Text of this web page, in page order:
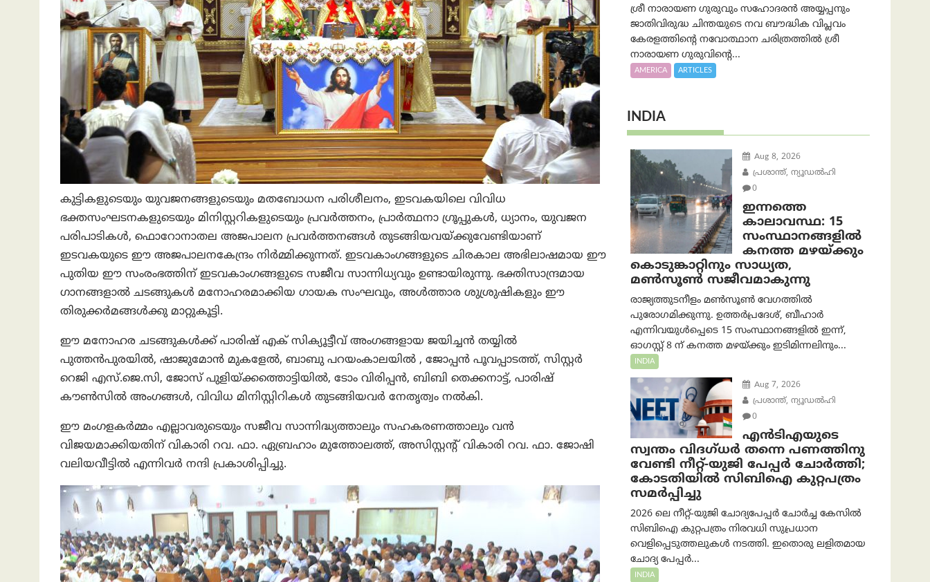
കുട്ടികളുടെയും യുവജനങ്ങളുടെയും മതബോധന പരിശീലനം, ഇടവകയിലെ വിവിധ
ഭക്തസംഘടനകളുടെയും മിനിസ്റ്ററികളുടെയും പ്രവർത്തനം, പ്രാർത്ഥനാ ഗ്രൂപ്പുകൾ, ധ്യാനം, യുവജന
പരിപാടികൾ, ഫൊറോനാതല അജപാലന പ്രവർത്തനങ്ങൾ തുടങ്ങിയവയ്ക്കുവേണ്ടിയാണ്
ഇടവകയുടെ ഈ അജപാലനകേന്ദ്രം നിർമ്മിക്കുന്നത്. ഇടവകാംഗങ്ങളുടെ ചിരകാല അഭിലാഷമായ ഈ
പുതിയ ഈ സംരംഭത്തിന് ഇടവകാംഗങ്ങളുടെ സജീവ സാന്നിധ്യവും ഉണ്ടായിരുന്നു. ഭക്തിസാന്ദ്രമായ
ഗാനങ്ങളാൽ ചടങ്ങുകൾ മനോഹരമാക്കിയ ഗായക സംഘവും, അൾത്താര ശുശ്രുഷികളും ഈ
തിരുക്കർമങ്ങൾക്കു മാറ്റുകൂട്ടി.
ഈ മനോഹര ചടങ്ങുകൾക്ക് പാരിഷ് എക് സിക്യൂട്ടീവ് അംഗങ്ങളായ ജയിച്ചൻ തയ്യിൽ
പുത്തൻപുരയിൽ, ഷാജുമോൻ മുകളേൽ, ബാബു പറയംകാലയിൽ , ജോപ്പൻ പൂവപ്പാടത്ത്, സിസ്റ്റർ
റെജി എസ്.ജെ.സി, ജോസ് പുളിയ്ക്കത്തൊട്ടിയിൽ, ടോം വിരിപ്പൻ, ബിബി തെക്കനാട്ട്, പാരിഷ്
കൗൺസിൽ അംഗങ്ങൾ, വിവിധ മിനിസ്റ്റിറികൾ തുടങ്ങിയവർ നേതൃത്വം നൽകി.
ഈ മംഗളകർമ്മം എല്ലാവരുടെയും സജീവ സാന്നിദ്ധ്യത്താലും സഹകരണത്താലും വൻ
വിജയമാക്കിയതിന് വികാരി റവ. ഫാ. ഏബ്രഹാം മുത്തോലത്ത്, അസിസ്റ്റന്റ് വികാരി റവ. ഫാ. ജോഷി
വലിയവീട്ടിൽ എന്നിവർ നന്ദി പ്രകാശിപ്പിച്ചു.
ശ്രീ നാരായണ ഗുരുവും സഹോദരൻ അയ്യപ്പനും
ജാതിവിരുദ്ധ ചിന്തയുടെ നവ ബൗദ്ധിക വിപ്ലവം
കേരളത്തിന്റെ നവോത്ഥാന ചരിത്രത്തിൽ ശ്രീ
നാരായണ ഗുരുവിന്റെ...
AMERICA ARTICLES
INDIA
Aug 8, 2026
പ്രശാന്ത്, ന്യൂഡല്‍ഹി
0
ഇന്നത്തെ
കാലാവസ്ഥ: 15
സംസ്ഥാനങ്ങളിൽ
കനത്ത മഴയ്ക്കും
കൊടുങ്കാറ്റിനും സാധ്യത,
മൺസൂൺ സജീവമാകുന്നു
രാജ്യത്തുടനീളം മൺസൂൺ വേഗത്തിൽ
പുരോഗമിക്കുന്നു. ഉത്തർപ്രദേശ്, ബീഹാർ
എന്നിവയുൾപ്പെടെ 15 സംസ്ഥാനങ്ങളിൽ ഇന്ന്,
ഓഗസ്റ്റ് 8 ന് കനത്ത മഴയ്ക്കും ഇടിമിന്നലിനും...
INDIA
Aug 7, 2026
പ്രശാന്ത്, ന്യൂഡല്‍ഹി
0
എൻ‌ടി‌എയുടെ
സ്വന്തം വിദഗ്ധർ തന്നെ പണത്തിനു
വേണ്ടി നീറ്റ്-യു‌ജി പേപ്പർ ചോർത്തി;
കോടതിയില്‍ സിബിഐ കുറ്റപത്രം
സമര്‍പ്പിച്ചു
2026 ലെ നീറ്റ്-യുജി ചോദ്യപേപ്പർ ചോർച്ച കേസിൽ
സിബിഐ കുറ്റപത്രം നിരവധി സുപ്രധാന
വെളിപ്പെടുത്തലുകൾ നടത്തി. ഇതൊരു ലളിതമായ
ചോദ്യ പേപ്പർ...
INDIA